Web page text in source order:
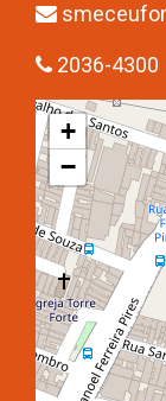
2036-4300
+
−